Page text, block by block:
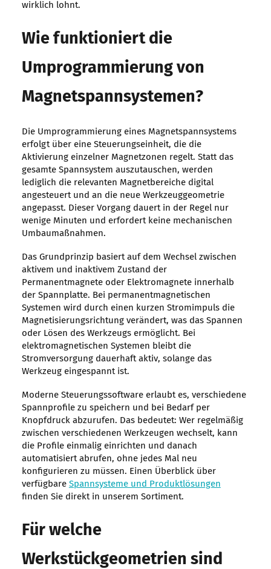
wirklich lohnt.
Wie funktioniert die
Umprogrammierung von
Magnetspannsystemen?
Die Umprogrammierung eines Magnetspannsystems
erfolgt über eine Steuerungseinheit, die die
Aktivierung einzelner Magnetzonen regelt. Statt das
gesamte Spannsystem auszutauschen, werden
lediglich die relevanten Magnetbereiche digital
angesteuert und an die neue Werkzeuggeometrie
angepasst. Dieser Vorgang dauert in der Regel nur
wenige Minuten und erfordert keine mechanischen
Umbaumaßnahmen.
Das Grundprinzip basiert auf dem Wechsel zwischen
aktivem und inaktivem Zustand der
Permanentmagnete oder Elektromagnete innerhalb
der Spannplatte. Bei permanentmagnetischen
Systemen wird durch einen kurzen Stromimpuls die
Magnetisierungsrichtung verändert, was das Spannen
oder Lösen des Werkzeugs ermöglicht. Bei
elektromagnetischen Systemen bleibt die
Stromversorgung dauerhaft aktiv, solange das
Werkzeug eingespannt ist.
Moderne Steuerungssoftware erlaubt es, verschiedene
Spannprofile zu speichern und bei Bedarf per
Knopfdruck abzurufen. Das bedeutet: Wer regelmäßig
zwischen verschiedenen Werkzeugen wechselt, kann
die Profile einmalig einrichten und danach
automatisiert abrufen, ohne jedes Mal neu
konfigurieren zu müssen. Einen Überblick über
verfügbare Spannsysteme und Produktlösungen
finden Sie direkt in unserem Sortiment.
Für welche
Werkstückgeometrien sind